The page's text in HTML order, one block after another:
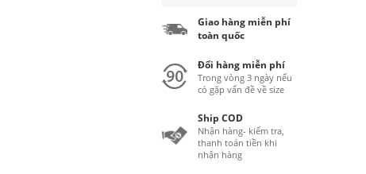
Giao hàng miễn phí
toàn quốc
Đổi hàng miễn phí
Trong vòng 3 ngày nếu
có gặp vấn đề về size
Ship COD
Nhận hàng- kiểm tra,
thanh toán tiền khi
nhận hàng